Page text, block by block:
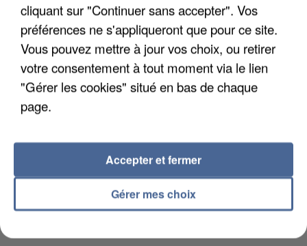
cliquant sur "Continuer sans accepter". Vos
préférences ne s'appliqueront que pour ce site.
Vous pouvez mettre à jour vos choix, ou retirer
votre consentement à tout moment via le lien
"Gérer les cookies" situé en bas de chaque
page.
Gérer mes choix
Accepter et fermer